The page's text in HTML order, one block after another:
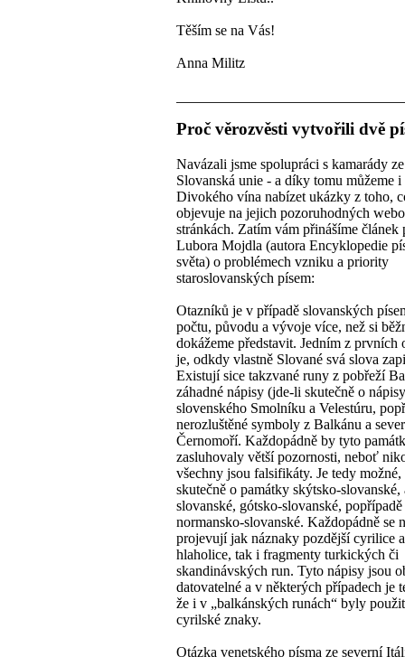
Těším se na Vás!
Anna Militz
Proč věrozvěsti vytvořili dvě
Navázali jsme spolupráci s kamarády
Slovanská unie - a díky tomu můžeme i
Divokého vína nabízet ukázky z toho,
objevuje na jejich pozoruhodných
stránkách. Zatím vám přinášíme článek
Lubora Mojdla (autora Encyklopedie
světa) o problémech vzniku a priority
staroslovanských písem:
Otazníků je v případě slovanských
počtu, původu a vývoje více, než si
dokážeme představit. Jedním z prvních
je, odkdy vlastně Slované svá slova
Existují sice takzvané runy z pobřeží
záhadné nápisy (jde-li skutečně o
slovenského Smolníku a Velestúru,
nerozluštěné symboly z Balkánu a
Černomoří. Každopádně by tyto
zasluhovaly větší pozornosti, neboť
všechny jsou falsifikáty. Je tedy možné,
skutečně o památky skýtsko-slovanské,
slovanské, gótsko-slovanské,
normansko-slovanské. Každopádně se
projevují jak náznaky pozdější cyrilice a
hlaholice, tak i fragmenty turkických či
skandinávských run. Tyto nápisy jsou
datovatelné a v některých případech je
že i v „balkánských runách“ byly
cyrilské znaky.
Otázka venetského písma ze severní